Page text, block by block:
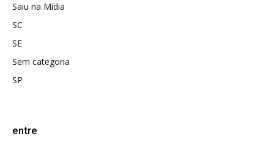
Saiu na Mídia
SC
SE
Sem categoria
SP
entre